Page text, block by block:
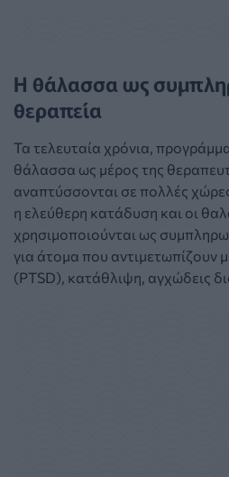
Η θάλασσα ως
θεραπεία
Τα τελευταία χρόνια,
θάλασσα ως μέρος της
αναπτύσσονται σε πολλές
η ελεύθερη κατάδυση και οι
χρησιμοποιούνται ως
για άτομα που αντιμετωπίζουν
(PTSD), κατάθλιψη, αγχώδεις